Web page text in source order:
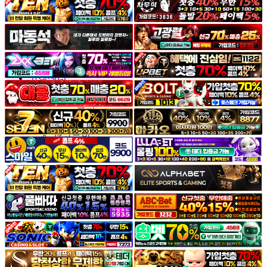
후방주의
움짤
스포츠
기타
야썰
고객센터
공지&이벤트
공지
1:1문의
광고문의